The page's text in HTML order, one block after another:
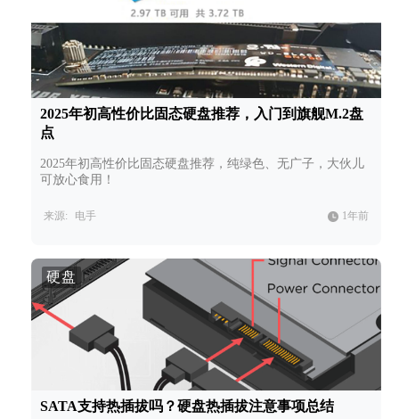
2025年初高性价比固态硬盘推荐，入门到旗舰M.2盘
点
2025年初高性价比固态硬盘推荐，纯绿色、无广子，大伙儿
可放心食用！
来源: 电手 1年前
硬盘
SATA支持热插拔吗？硬盘热插拔注意事项总结